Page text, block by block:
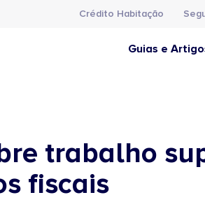
Crédito Habitação
Guias e
trabalho
fiscais